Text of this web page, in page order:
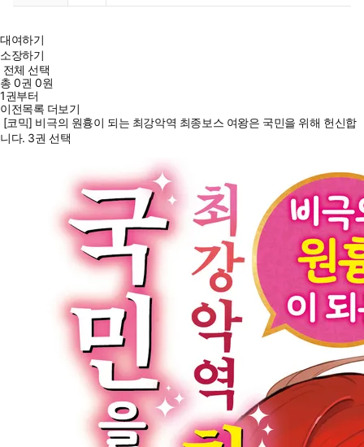
대여하기
소장하기
전체 선택
총0권 0원
1권부터
이전목록 더보기
[코믹] 비극의 원흉이 되는 최강악역 최종보스 여왕은 국민을 위해 헌신합
니다. 3권 선택